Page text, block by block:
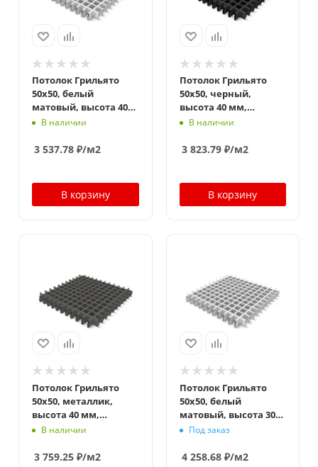
Потолок Грильято
50x50, белый
матовый, высота 40
мм, ширина 10 мм
В наличии
3 537.78 ₽/м2
В корзину
Потолок Грильято
50x50, черный,
высота 40 мм,
ширина 10 мм
В наличии
3 823.79₽/м2
В корзину
Потолок Грильято
50x50, металлик,
высота 40 мм,
ширина 10 мм
В наличии
3 759.25 ₽/м2
Потолок Грильято
50x50, белый
матовый, высота 30
мм, ширина 5 мм
Под заказ
4 258.68₽/м2